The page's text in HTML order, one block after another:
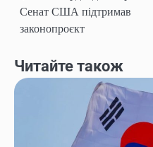
записів
Сенат США підтримав
законопроєкт
Читайте також